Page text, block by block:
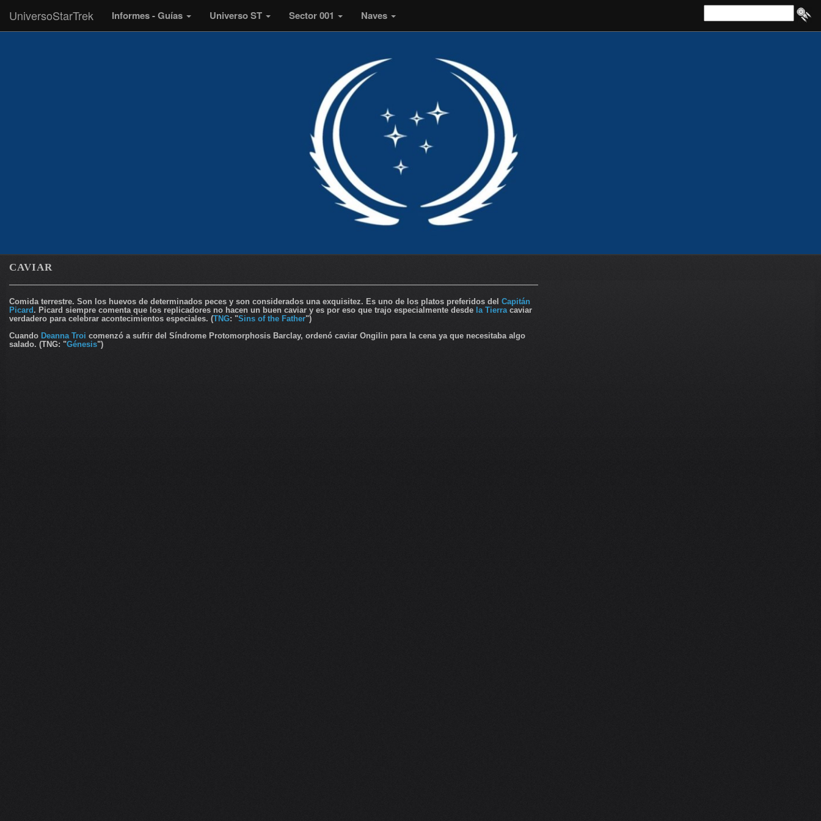
UniversoStarTrek Informes - Guías Universo ST Sector 001 Naves
CAVIAR
Comida terrestre. Son los huevos de determinados peces y son considerados una exquisitez. Es uno de los platos preferidos del Capitán
Picard . Picard siempre comenta que los replicadores no hacen un buen caviar y es por eso que trajo especialmente desde la Tierracaviar
verdadero para celebrar acontecimientos especiales. (TNG: "Sins of the Father")
Cuando Deanna Troi comenzó a sufrir del Síndrome Protomorphosis Barclay, ordenó caviar Ongilin para la cena ya que necesitaba algo
salado. (TNG: "Génesis")